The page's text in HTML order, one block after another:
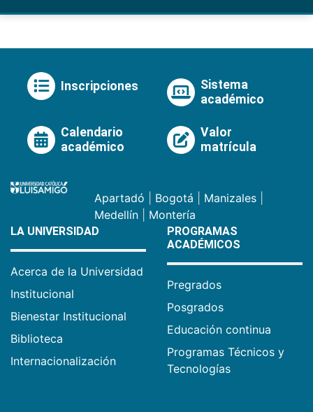
Inscripciones
Sistema
académico
Calendario
académico
Valor
matrícula
Apartadó Bogotá Manizales
Medellín
Montería
LA UNIVERSIDAD
Acerca de la Universidad
Institucional
Bienestar Institucional
Biblioteca
Internacionalización
PROGRAMAS
ACADÉMICOS
Pregrados
Posgrados
Educación continua
Programas Técnicos y
Tecnologías